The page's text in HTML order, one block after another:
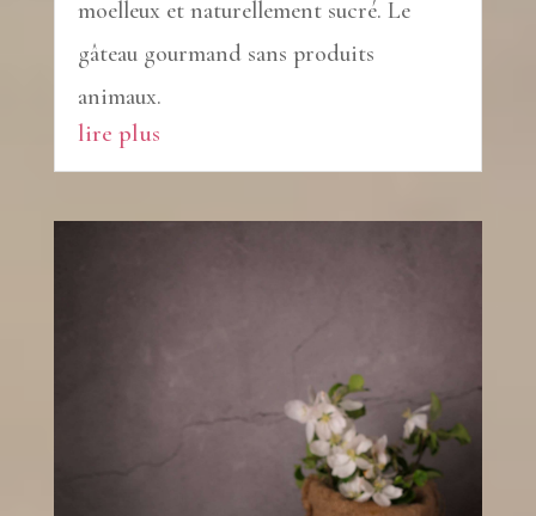
moelleux et naturellement sucré. Le
gâteau gourmand sans produits
animaux.
lire plus